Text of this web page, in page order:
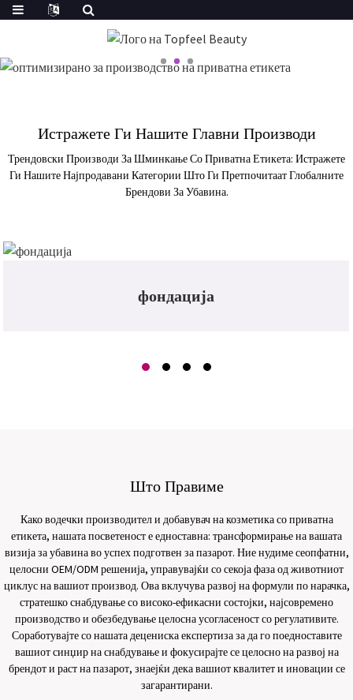
Истражете Ги Нашите Главни Производи
Трендовски Производи За Шминкање Со Приватна Етикета: Истражете
Ги Нашите Најпродавани Категории Што Ги Претпочитаат Глобалните
Брендови За Убавина.
фондација
Што Правиме
Како водечки производител и добавувач на козметика со приватна
етикета, нашата посветеност е едноставна: трансформирање на вашата
визија за убавина во успех подготвен за пазарот. Ние нудиме сеопфатни,
целосни OEM/ODM решенија, управувајќи со секоја фаза од животниот
циклус на вашиот производ. Ова вклучува развој на формули по нарачка,
стратешко снабдување со високо-ефикасни состојки, најсовремено
производство и обезбедување целосна усогласеност со регулативите.
Соработувајте со нашата децениска експертиза за да го поедноставите
вашиот синџир на снабдување и фокусирајте се целосно на развој на
брендот и раст на пазарот, знаејќи дека вашиот квалитет и иновации се
загарантирани.